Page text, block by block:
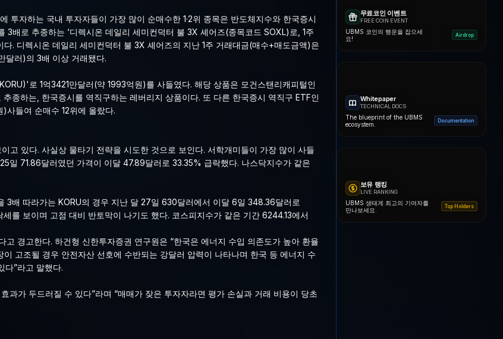
자하는 국내 투자자들이 가장 많이 순매수한 1·2위 종목은 반도체지수와 한국증시
배로 추종하는 ‘디렉시온 데일리 세미컨덕터 불 3X 셰어즈(종목코드 SOXL)로, 1주
. 디렉시온 데일리 세미컨덕터 불 3X 셰어즈의 지난 1주 거래대금(매수+매도금액)은
달러)의 3배 이상 거래됐다.
로 1억3421만달러(약 1993억원)를 사들였다. 해당 상품은 모건스탠리캐피털인
종하는, 한국증시를 역직구하는 레버리지 상품이다. 또 다른 한국증시 역직구 ETF인
들여 순매수 12위에 올랐다.
고 있다. 사실상 물타기 전략을 시도한 것으로 보인다. 서학개미들이 가장 많이 사들
일 71.86달러였던 가격이 이달 47.89달러로 33.35% 급락했다. 나스닥지수가 같은
3배 따라가는 KORU의 경우 지난 달 27일 630달러에서 이달 6일 348.36달러로
를 보이며 고점 대비 반토막이 나기도 했다. 코스피지수가 같은 기간 6244.13에서
경고한다. 하건형 신한투자증권 연구원은 “한국은 에너지 수입 의존도가 높아 환율
고조될 경우 안전자산 선호에 수반되는 강달러 압력이 나타나며 한국 등 에너지 수
다”라고 말했다.
과가 두드러질 수 있다”라며 “매매가 잦은 투자자라면 평가 손실과 거래 비용이 당초
무료코인 이벤트
FREE COIN EVENT
UBMS 코인의 행운을 잡으세
요!
Airdrop
Whitepaper
TECHNICAL DOCS
The blueprint of the UBMS
ecosystem.
Documentation
보유 랭킹
LIVE RANKING
UBMS 생태계 최고의 기여자를
만나보세요.
Top Holders